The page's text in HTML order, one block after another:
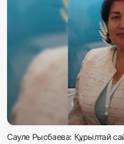
Сауле Рысбаева: Құрылтай